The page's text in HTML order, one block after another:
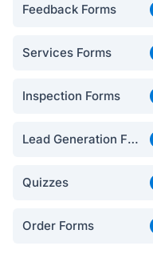
Feedback Forms
Services Forms
Inspection Forms
Lead Generation Forms
Quizzes
Order Forms